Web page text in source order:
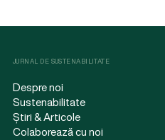
JURNAL DE SUSTENABILITATE
Despre noi
Sustenabilitate
Știri & Articole
Colaborează cu noi